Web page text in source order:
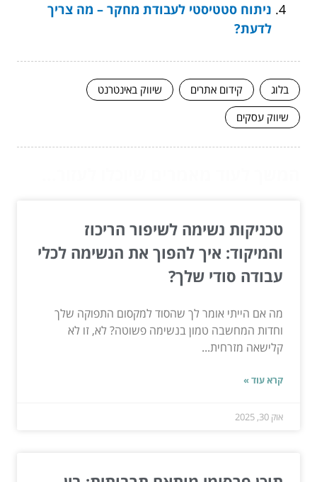
ניתוח סטטיסטי לעבודת מחקר – מה צריך
לדעת?
בלוג קידום אתרים
שיווק באינטרנט
שיווק עסקים
טכניקות נשימה לשיפור הריכוז
והמיקוד: איך להפוך את הנשימה לכלי
עבודה סודי שלך?
מה אם הייתי אומר לך שהסוד למקסום התפוקה שלך
וחדות המחשבה טמון בנשימה פשוטה? לא, זו לא
קלישאה מזרחית...
קרא עוד »
אוק 30, 2025